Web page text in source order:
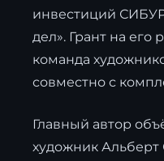
инвестиций
дел». Грант на
команда
совместно с
Главный автор
художник Альберт